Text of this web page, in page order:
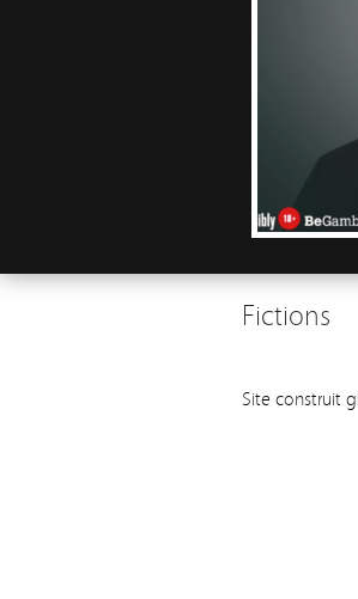
Fictions
Site construit